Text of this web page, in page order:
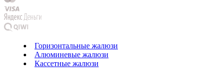
Горизонтальные жалюзи
Алюминевые жалюзи
Кассетные жалюзи